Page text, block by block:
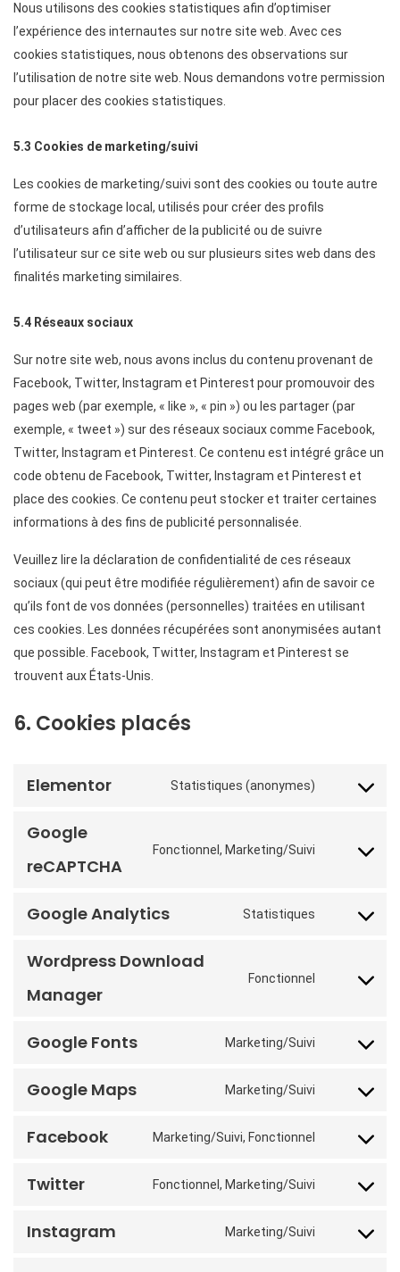
Nous utilisons des cookies statistiques afin d’optimiser
l’expérience des internautes sur notre site web. Avec ces
cookies statistiques, nous obtenons des observations sur
l’utilisation de notre site web. Nous demandons votre permission
pour placer des cookies statistiques.
5.3 Cookies de marketing/suivi
Les cookies de marketing/suivi sont des cookies ou toute autre
forme de stockage local, utilisés pour créer des profils
d’utilisateurs afin d’afficher de la publicité ou de suivre
l’utilisateur sur ce site web ou sur plusieurs sites web dans des
finalités marketing similaires.
5.4 Réseaux sociaux
Sur notre site web, nous avons inclus du contenu provenant de
Facebook, Twitter, Instagram et Pinterest pour promouvoir des
pages web (par exemple, « like », « pin ») ou les partager (par
exemple, « tweet ») sur des réseaux sociaux comme Facebook,
Twitter, Instagram et Pinterest. Ce contenu est intégré grâce un
code obtenu de Facebook, Twitter, Instagram et Pinterest et
place des cookies. Ce contenu peut stocker et traiter certaines
informations à des fins de publicité personnalisée.
Veuillez lire la déclaration de confidentialité de ces réseaux
sociaux (qui peut être modifiée régulièrement) afin de savoir ce
qu’ils font de vos données (personnelles) traitées en utilisant
ces cookies. Les données récupérées sont anonymisées autant
que possible. Facebook, Twitter, Instagram et Pinterest se
trouvent aux États-Unis.
6. Cookies placés
Elementor Statistiques (anonymes)
Google
reCAPTCHA
Fonctionnel, Marketing/Suivi
Google Analytics Statistiques
Wordpress Download
Manager
Fonctionnel
Google Fonts Marketing/Suivi
Google Maps Marketing/Suivi
Facebook Marketing/Suivi, Fonctionnel
Twitter Fonctionnel, Marketing/Suivi
Instagram Marketing/Suivi